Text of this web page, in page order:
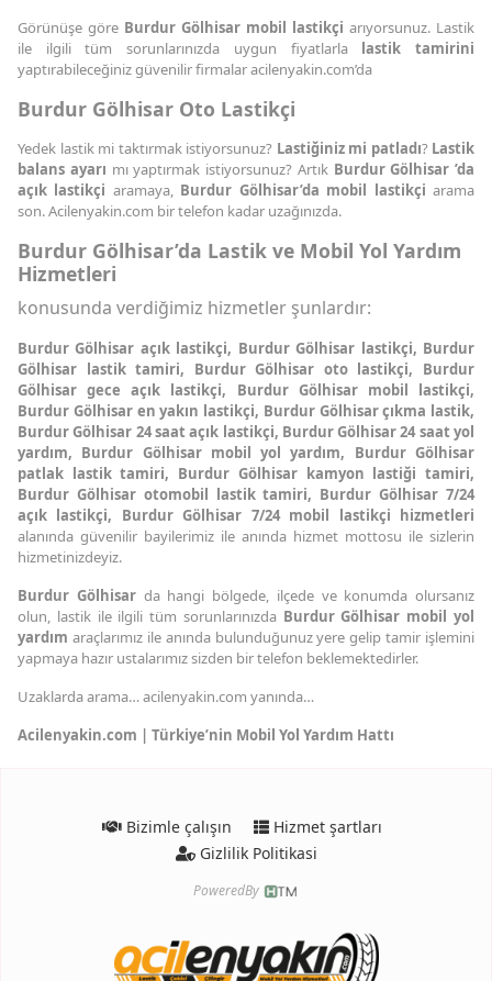
Görünüşe göre Burdur Gölhisar mobil lastikçi arıyorsunuz. Lastik
ile ilgili tüm sorunlarınızda uygun fiyatlarla lastik tamirini
yaptırabileceğiniz güvenilir firmalar acilenyakin.com’da
Burdur Gölhisar Oto Lastikçi
Yedek lastik mi taktırmak istiyorsunuz? Lastiğiniz mi patladı? Lastik
balans ayarı mı yaptırmak istiyorsunuz? Artık Burdur Gölhisar ’da
açık lastikçi aramaya, Burdur Gölhisar’da mobil lastikçi arama
son. Acilenyakin.com bir telefon kadar uzağınızda.
Burdur Gölhisar’da Lastik ve Mobil Yol Yardım
Hizmetleri
konusunda verdiğimiz hizmetler şunlardır:
Burdur Gölhisar açık lastikçi, Burdur Gölhisar lastikçi, Burdur
Gölhisar lastik tamiri, Burdur Gölhisar oto lastikçi, Burdur
Gölhisar gece açık lastikçi, Burdur Gölhisar mobil lastikçi,
Burdur Gölhisar en yakın lastikçi, Burdur Gölhisar çıkma lastik,
Burdur Gölhisar 24 saat açık lastikçi, Burdur Gölhisar 24 saat yol
yardım, Burdur Gölhisar mobil yol yardım, Burdur Gölhisar
patlak lastik tamiri, Burdur Gölhisar kamyon lastiği tamiri,
Burdur Gölhisar otomobil lastik tamiri, Burdur Gölhisar 7/24
açık lastikçi, Burdur Gölhisar 7/24 mobil lastikçi hizmetleri
alanında güvenilir bayilerimiz ile anında hizmet mottosu ile sizlerin
hizmetinizdeyiz.
Burdur Gölhisarda hangi bölgede, ilçede ve konumda olursanız
olun, lastik ile ilgili tüm sorunlarınızda Burdur Gölhisar mobil yol
yardım araçlarımız ile anında bulunduğunuz yere gelip tamir işlemini
yapmaya hazır ustalarımız sizden bir telefon beklemektedirler.
Uzaklarda arama… acilenyakin.com yanında…
Acilenyakin.com | Türkiye’nin Mobil Yol Yardım Hattı
Bizimle çalışın
Hizmet şartları
Gizlilik Politikasi
PoweredBy